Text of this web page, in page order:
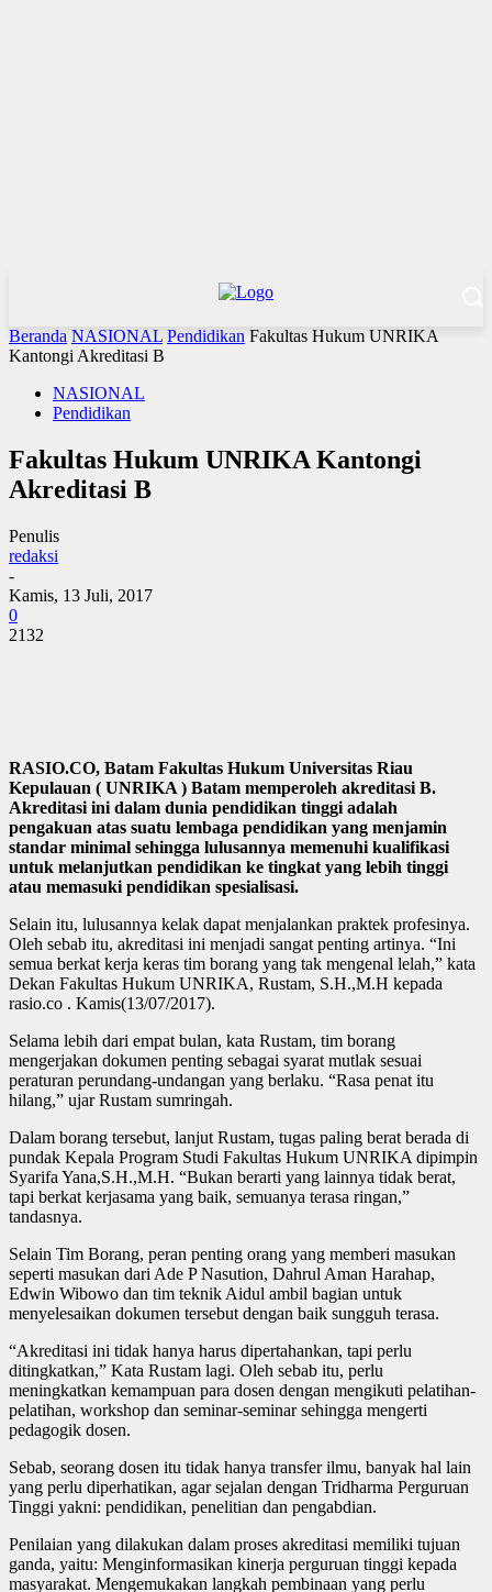
Beranda NASIONAL Pendidikan Fakultas Hukum UNRIKA
Kantongi Akreditasi B
NASIONAL
Pendidikan
Fakultas Hukum UNRIKA Kantongi
Akreditasi B
Penulis
redaksi
-
Kamis, 13 Juli, 2017
0
2132
RASIO.CO, Batam Fakultas Hukum Universitas Riau
Kepulauan ( UNRIKA ) Batam memperoleh akreditasi B.
Akreditasi ini dalam dunia pendidikan tinggi adalah
pengakuan atas suatu lembaga pendidikan yang menjamin
standar minimal sehingga lulusannya memenuhi kualifikasi
untuk melanjutkan pendidikan ke tingkat yang lebih tinggi
atau memasuki pendidikan spesialisasi.
Selain itu, lulusannya kelak dapat menjalankan praktek profesinya.
Oleh sebab itu, akreditasi ini menjadi sangat penting artinya. “Ini
semua berkat kerja keras tim borang yang tak mengenal lelah,” kata
Dekan Fakultas Hukum UNRIKA, Rustam, S.H.,M.H kepada
rasio.co . Kamis(13/07/2017).
Selama lebih dari empat bulan, kata Rustam, tim borang
mengerjakan dokumen penting sebagai syarat mutlak sesuai
peraturan perundang-undangan yang berlaku. “Rasa penat itu
hilang,” ujar Rustam sumringah.
Dalam borang tersebut, lanjut Rustam, tugas paling berat berada di
pundak Kepala Program Studi Fakultas Hukum UNRIKA dipimpin
Syarifa Yana,S.H.,M.H. “Bukan berarti yang lainnya tidak berat,
tapi berkat kerjasama yang baik, semuanya terasa ringan,”
tandasnya.
Selain Tim Borang, peran penting orang yang memberi masukan
seperti masukan dari Ade P Nasution, Dahrul Aman Harahap,
Edwin Wibowo dan tim teknik Aidul ambil bagian untuk
menyelesaikan dokumen tersebut dengan baik sungguh terasa.
“Akreditasi ini tidak hanya harus dipertahankan, tapi perlu
ditingkatkan,” Kata Rustam lagi. Oleh sebab itu, perlu
meningkatkan kemampuan para dosen dengan mengikuti pelatihan-
pelatihan, workshop dan seminar-seminar sehingga mengerti
pedagogik dosen.
Sebab, seorang dosen itu tidak hanya transfer ilmu, banyak hal lain
yang perlu diperhatikan, agar sejalan dengan Tridharma Perguruan
Tinggi yakni: pendidikan, penelitian dan pengabdian.
Penilaian yang dilakukan dalam proses akreditasi memiliki tujuan
ganda, yaitu: Menginformasikan kinerja perguruan tinggi kepada
masyarakat. Mengemukakan langkah pembinaan yang perlu